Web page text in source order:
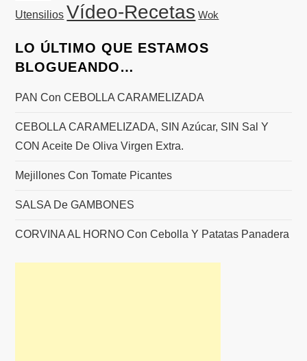
Utensilios Vídeo-Recetas Wok
LO ÚLTIMO QUE ESTAMOS
BLOGUEANDO…
PAN Con CEBOLLA CARAMELIZADA
CEBOLLA CARAMELIZADA, SIN Azúcar, SIN Sal Y
CON Aceite De Oliva Virgen Extra.
Mejillones Con Tomate Picantes
SALSA De GAMBONES
CORVINA AL HORNO Con Cebolla Y Patatas Panadera